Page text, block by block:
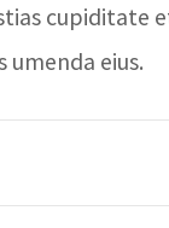
cupiditate
umenda eius.